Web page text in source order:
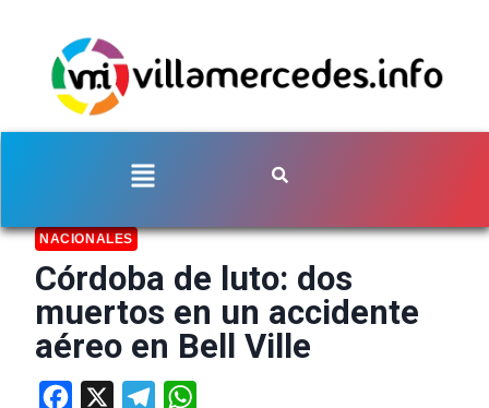
NACIONALES
Córdoba de luto: dos
muertos en un accidente
aéreo en Bell Ville
Facebook Telegram